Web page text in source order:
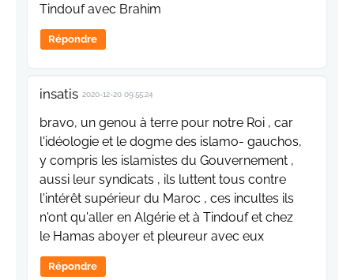
Tindouf avec Brahim
Répondre
insatis 2020-12-20 09:55:24
bravo, un genou à terre pour notre Roi , car
l'idéologie et le dogme des islamo- gauchos,
y compris les islamistes du Gouvernement ,
aussi leur syndicats , ils luttent tous contre
l'intérêt supérieur du Maroc , ces incultes ils
n'ont qu'aller en Algérie et à Tindouf et chez
le Hamas aboyer et pleureur avec eux
Répondre